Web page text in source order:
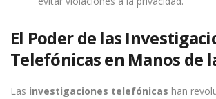
El Poder de las
Telefónicas en Manos de
Las investigaciones telefónicas han